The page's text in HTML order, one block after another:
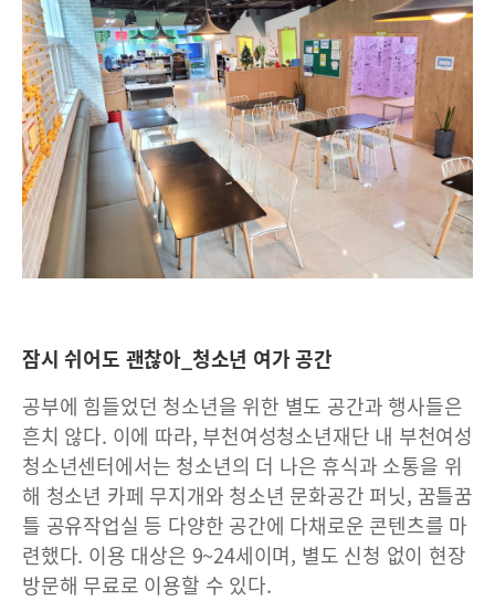
잠시 쉬어도 괜찮아_청소년 여가 공간
공부에 힘들었던 청소년을 위한 별도 공간과 행사들은
흔치 않다. 이에 따라, 부천여성청소년재단 내 부천여성
청소년센터에서는 청소년의 더 나은 휴식과 소통을 위
해 청소년 카페 무지개와 청소년 문화공간 퍼닛, 꿈틀꿈
틀 공유작업실 등 다양한 공간에 다채로운 콘텐츠를 마
련했다. 이용 대상은 9~24세이며, 별도 신청 없이 현장
방문해 무료로 이용할 수 있다.